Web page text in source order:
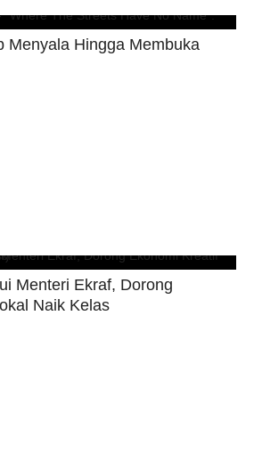
Menyala Hingga Membuka
Menteri Ekraf, Dorong
Naik Kelas